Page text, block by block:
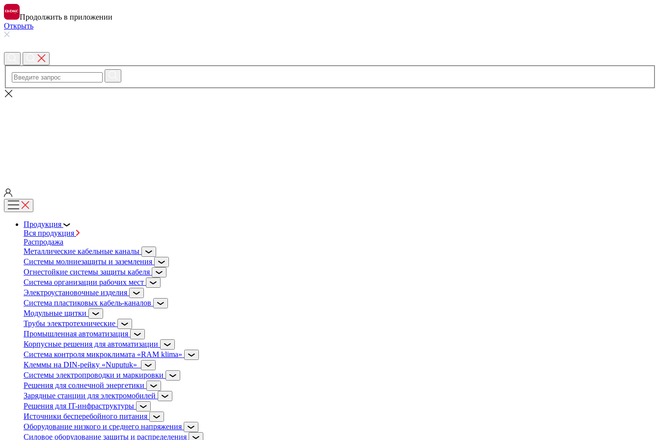
Продолжить в приложении
Открыть
Продукция
Вся продукция
Распродажа
Металлические кабельные каналы
Системы молниезащиты и заземления
Огнестойкие системы защиты кабеля
Система организации рабочих мест
Электроустановочные изделия
Система пластиковых кабель-каналов
Модульные щитки
Трубы электротехнические
Промышленная автоматизация
Корпусные решения для автоматизации
Система контроля микроклимата «RAM klima»
Клеммы на DIN-рейку «Nuputuk»
Системы электропроводки и маркировки
Решения для солнечной энергетики
Зарядные станции для электромобилей
Решения для IT-инфраструктуры
Источники бесперебойного питания
Оборудование низкого и среднего напряжения
Силовое оборудование защиты и распределения